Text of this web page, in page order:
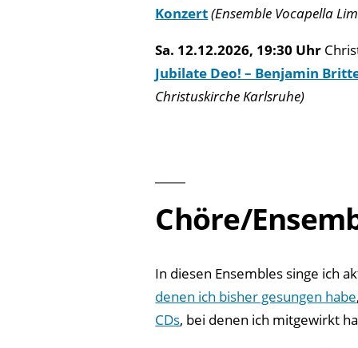
Konzert(Ensemble Vocapella
Sa. 12.12.2026, 19:30 Uhr
Jubilate Deo! – Benjamin
Christuskirche Karlsruhe)
Chöre/
In diesen Ensembles singe ich
denen ich bisher gesungen habe
CDs, bei denen ich mitgewirkt